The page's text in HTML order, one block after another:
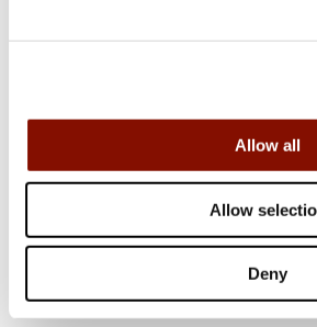
Allow all
Allow
Deny